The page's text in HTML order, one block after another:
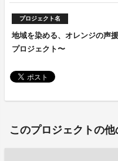
プロジェクト名
地域を染める、オレンジの声
プロジェクト〜
このプロジェクトの他